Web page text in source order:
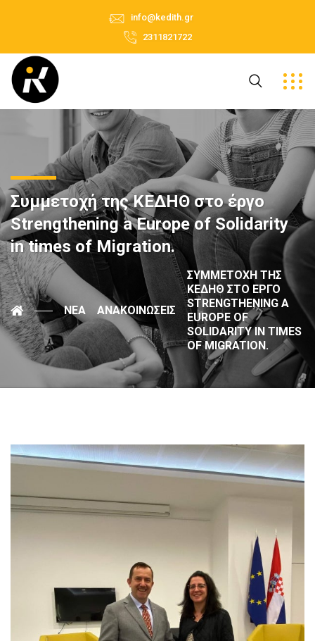
info@kedith.gr
2311821722
Συμμετοχή της ΚΕΔΗΘ στο έργο
Strengthening a Europe of Solidarity
in times of Migration.
ΝΈΑ ΑΝΑΚΟΙΝΏΣΕΙΣ
ΣΥΜΜΕΤΟΧΉ ΤΗΣ
ΚΕΔΗΘ ΣΤΟ ΈΡΓΟ
STRENGTHENING A
EUROPE OF
SOLIDARITY IN TIMES
OF MIGRATION.